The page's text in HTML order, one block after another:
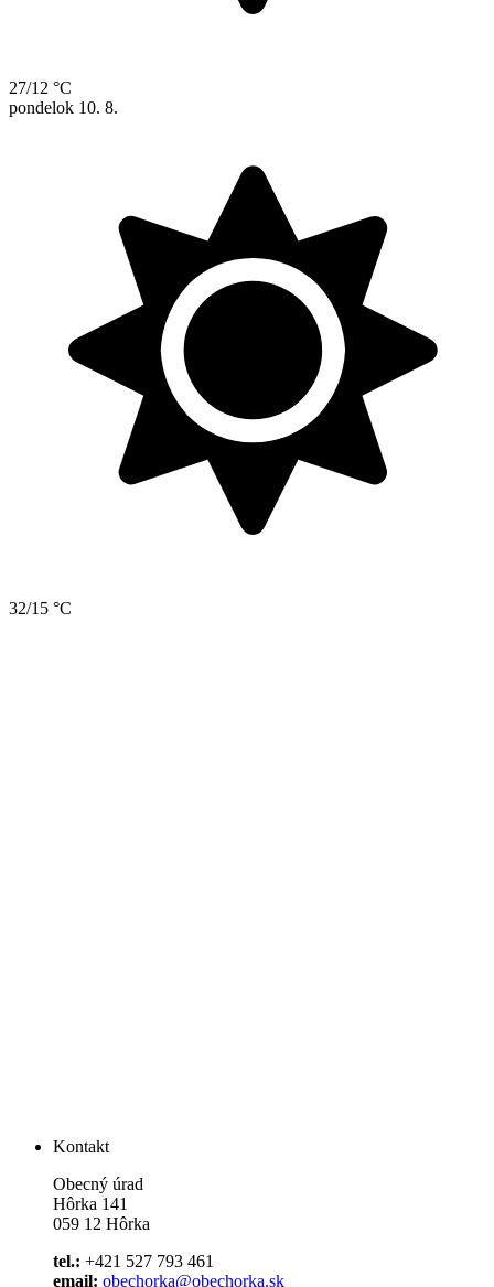
27/12 °C
pondelok 10. 8.
32/15 °C
Kontakt
Obecný úrad
Hôrka 141
059 12 Hôrka
tel.: +421 527 793 461
email: obechorka@obechorka.sk